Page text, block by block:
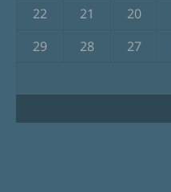
20
21
22
27
28
29